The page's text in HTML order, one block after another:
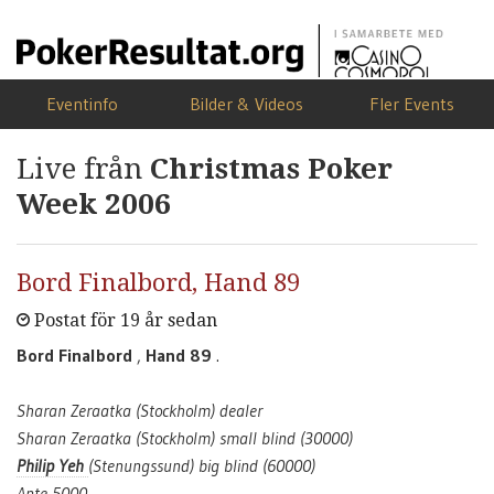
Eventinfo Bilder & Videos Fler Events
Live från Christmas Poker
Week 2006
Bord Finalbord, Hand 89
Postat för 19 år sedan
Bord Finalbord , Hand 89 .
Sharan Zeraatka (Stockholm) dealer
Sharan Zeraatka (Stockholm) small blind (30000)
Philip Yeh (Stenungssund) big blind (60000)